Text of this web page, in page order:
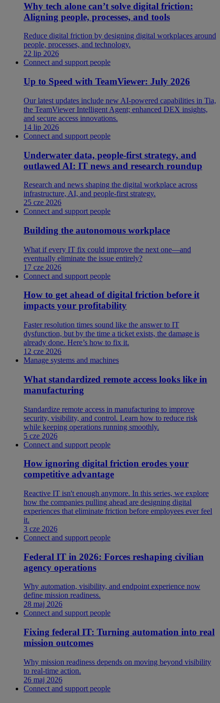
Why tech alone can’t solve digital friction:
Aligning people, processes, and tools
Reduce digital friction by designing digital workplaces around
people, processes, and technology.
22 lip 2026
Connect and support people
Up to Speed with TeamViewer: July 2026
Our latest updates include new AI-powered capabilities in Tia,
the TeamViewer Intelligent Agent; enhanced DEX insights,
and secure access innovations.
14 lip 2026
Connect and support people
Underwater data, people-first strategy, and
outlawed AI: IT news and research roundup
Research and news shaping the digital workplace across
infrastructure, AI, and people-first strategy.
25 cze 2026
Connect and support people
Building the autonomous workplace
What if every IT fix could improve the next one—and
eventually eliminate the issue entirely?
17 cze 2026
Connect and support people
How to get ahead of digital friction before it
impacts your profitability
Faster resolution times sound like the answer to IT
dysfunction, but by the time a ticket exists, the damage is
already done. Here’s how to fix it.
12 cze 2026
Manage systems and machines
What standardized remote access looks like in
manufacturing
Standardize remote access in manufacturing to improve
security, visibility, and control. Learn how to reduce risk
while keeping operations running smoothly.
5 cze 2026
Connect and support people
How ignoring digital friction erodes your
competitive advantage
Reactive IT isn't enough anymore. In this series, we explore
how the companies pulling ahead are designing digital
experiences that eliminate friction before employees ever feel
it.
3 cze 2026
Connect and support people
Federal IT in 2026: Forces reshaping civilian
agency operations
Why automation, visibility, and endpoint experience now
define mission readiness.
28 maj 2026
Connect and support people
Fixing federal IT: Turning automation into real
mission outcomes
Why mission readiness depends on moving beyond visibility
to real-time action.
26 maj 2026
Connect and support people